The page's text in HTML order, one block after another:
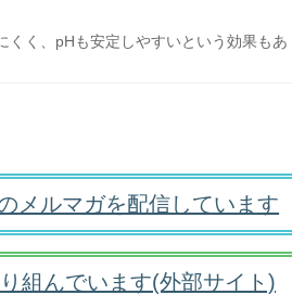
くく、pHも安定しやすいという効果もあ
メルマガを配信しています
組んでいます(外部サイト)